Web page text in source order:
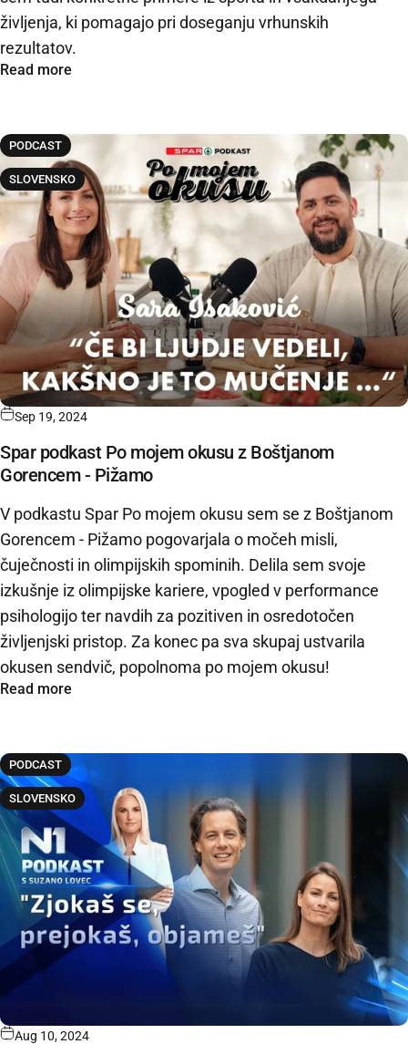
življenja, ki pomagajo pri doseganju vrhunskih
rezultatov.
Read more
PODCAST
SLOVENSKO
Sep 19, 2024
Spar podkast Po mojem okusu z Boštjanom
Gorencem - Pižamo
V podkastu Spar Po mojem okusu sem se z Boštjanom
Gorencem - Pižamo pogovarjala o močeh misli,
čuječnosti in olimpijskih spominih. Delila sem svoje
izkušnje iz olimpijske kariere, vpogled v performance
psihologijo ter navdih za pozitiven in osredotočen
življenjski pristop. Za konec pa sva skupaj ustvarila
okusen sendvič, popolnoma po mojem okusu!
Read more
PODCAST
SLOVENSKO
Aug 10, 2024